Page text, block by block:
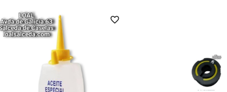
favorite_border